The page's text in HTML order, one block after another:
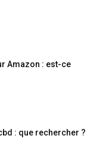
Amazon : est-ce
: que rechercher ?